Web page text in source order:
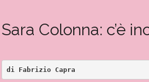
Sara Colonna: c’è
di Fabrizio Capra